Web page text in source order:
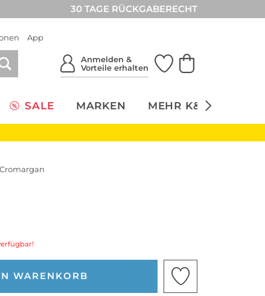
30 TAGE RÜCKGABERECHT
App
Anmelden &
Vorteile erhalten
SALE MARKEN MEHR K&Ö
WARENKORB